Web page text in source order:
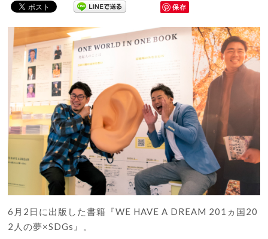
保存
6月2日に出版した書籍『WE HAVE A DREAM 201ヵ国20
2人の夢×SDGs』。